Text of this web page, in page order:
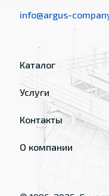
info@argus-
Каталог
Услуги
Контакты
О компании